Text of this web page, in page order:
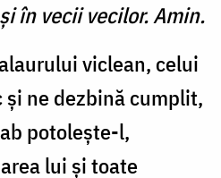
în vecii vecilor. Amin.
viclean, celui
ne dezbină cumplit,
potolește-l,
lui și toate